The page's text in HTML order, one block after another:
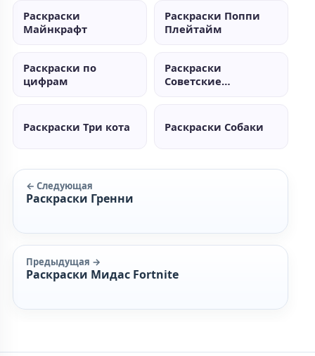
Раскраски
Майнкрафт
Раскраски Поппи
Плейтайм
Раскраски по
цифрам
Раскраски
Советские
Раскраски Три кота Раскраски Собаки
← Следующая
Раскраски Гренни
Предыдущая →
Раскраски Мидас Fortnite